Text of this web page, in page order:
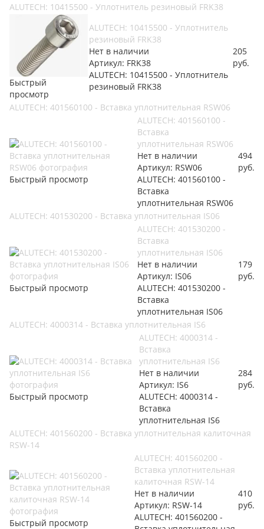
ALUTECH: 10415500 - Уплотнитель резиновый FRK38
Быстрый
просмотр
ALUTECH: 10415500 - Уплотнитель
резиновый FRK38
Нет в наличии
Артикул: FRK38
ALUTECH: 10415500 - Уплотнитель
резиновый FRK38
205
руб.
ALUTECH: 401560100 - Вставка уплотнительная RSW06
Быстрый просмотр
ALUTECH: 401560100 -
Вставка
уплотнительная RSW06
Нет в наличии
Артикул: RSW06
ALUTECH: 401560100 -
Вставка
уплотнительная RSW06
494
руб.
ALUTECH: 401530200 - Вставка уплотнительная IS06
Быстрый просмотр
ALUTECH: 401530200 -
Вставка
уплотнительная IS06
Нет в наличии
Артикул: IS06
ALUTECH: 401530200 -
Вставка
уплотнительная IS06
179
руб.
ALUTECH: 4000314 - Вставка уплотнительная IS6
Быстрый просмотр
ALUTECH: 4000314 -
Вставка
уплотнительная IS6
Нет в наличии
Артикул: IS6
ALUTECH: 4000314 -
Вставка
уплотнительная IS6
284
руб.
ALUTECH: 401560200 - Вставка уплотнительная калиточная
RSW-14
Быстрый просмотр
ALUTECH: 401560200 -
Вставка уплотнительная
калиточная RSW-14
Нет в наличии
Артикул: RSW-14
ALUTECH: 401560200 -
410
руб.